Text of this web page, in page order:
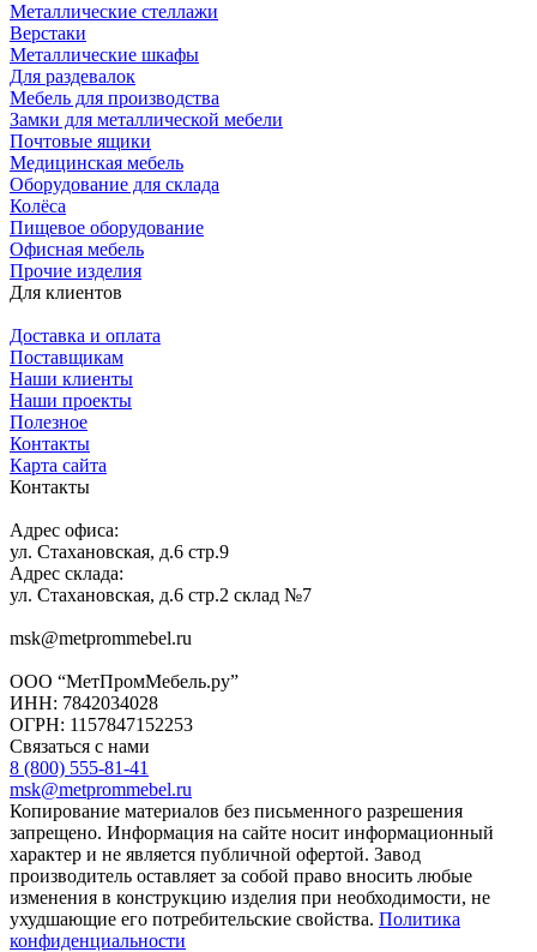
Металлические стеллажи
Верстаки
Металлические шкафы
Для раздевалок
Мебель для производства
Замки для металлической мебели
Почтовые ящики
Медицинская мебель
Оборудование для склада
Колёса
Пищевое оборудование
Офисная мебель
Прочие изделия
Для клиентов
Доставка и оплата
Поставщикам
Наши клиенты
Наши проекты
Полезное
Контакты
Карта сайта
Контакты
Адрес офиса:
ул. Стахановская, д.6 стр.9
Адрес склада:
ул. Стахановская, д.6 стр.2 склад №7
msk@metprommebel.ru
ООО “МетПромМебель.ру”
ИНН: 7842034028
ОГРН: 1157847152253
Связаться с нами
8 (800) 555-81-41
msk@metprommebel.ru
Копирование материалов без письменного разрешения
запрещено. Информация на сайте носит информационный
характер и не является публичной офертой. Завод
производитель оставляет за собой право вносить любые
изменения в конструкцию изделия при необходимости, не
ухудшающие его потребительские свойства. Политика
конфиденциальности